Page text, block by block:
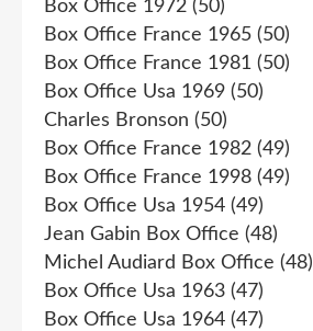
Box Office 1972 (50)
Box Office France 1965 (50)
Box Office France 1981 (50)
Box Office Usa 1969 (50)
Charles Bronson (50)
Box Office France 1982 (49)
Box Office France 1998 (49)
Box Office Usa 1954 (49)
Jean Gabin Box Office (48)
Michel Audiard Box Office (48)
Box Office Usa 1963 (47)
Box Office Usa 1964 (47)